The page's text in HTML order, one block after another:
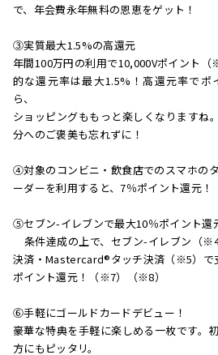
で、年会費永年無料の恩恵をゲット！
③実質最大1.5%の高還元
年間100万円の利用で10,000Vポイント
的な還元率は最大1.5%！高還元率でポ
ら、
ショッピングももっと楽しくなりますね
分へのご褒美も忘れずに！
④対象のコンビニ・飲食店でのスマホの
ーダーを利用すると、7％ポイント還元！
⑤セブン-イレブンで最大10％ポイント還
条件達成の上で、セブン-イレブン（
決済・Mastercard®タッチ決済（※5）で
ポイント還元！（※7）（※8）
⑥手軽にゴールドカードデビュー！
豪華な特典を手軽に楽しめる一枚です。
方にもピッタリ。